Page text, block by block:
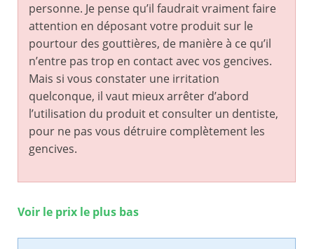
personne. Je pense qu’il faudrait vraiment faire
attention en déposant votre produit sur le
pourtour des gouttières, de manière à ce qu’il
n’entre pas trop en contact avec vos gencives.
Mais si vous constater une irritation
quelconque, il vaut mieux arrêter d’abord
l’utilisation du produit et consulter un dentiste,
pour ne pas vous détruire complètement les
gencives.
Voir le prix le plus bas